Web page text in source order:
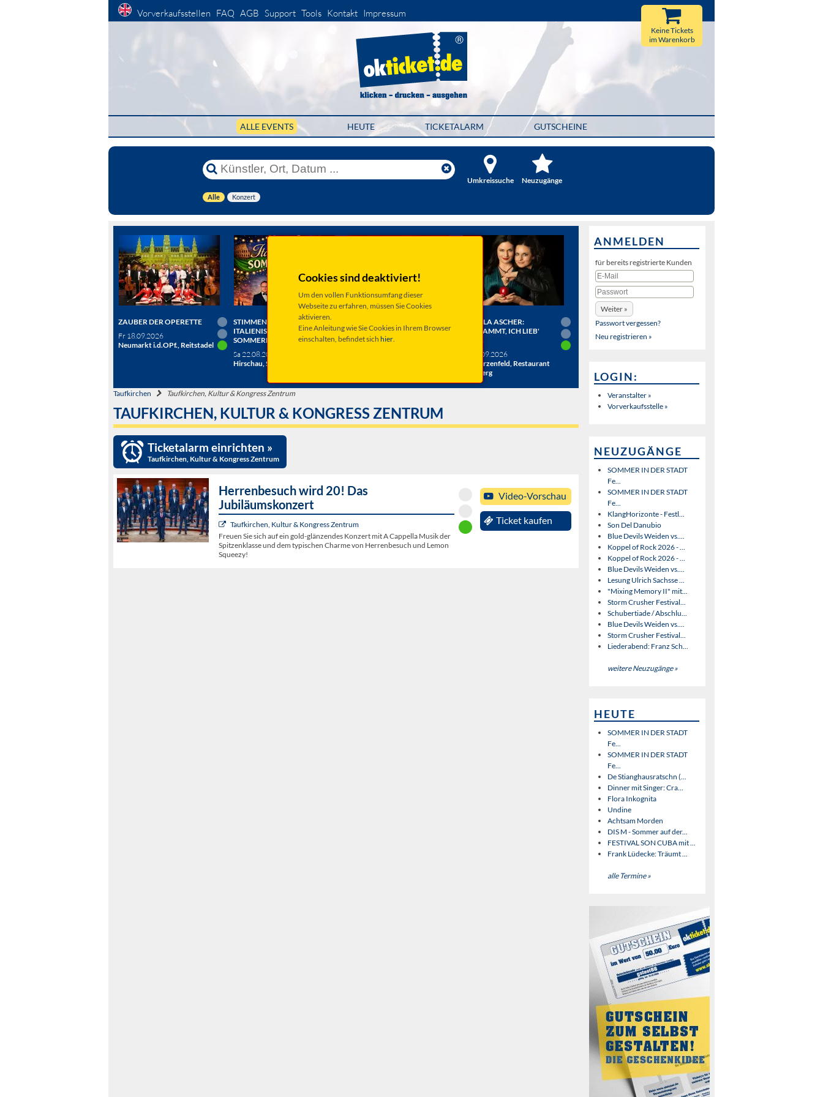
Vorverkaufsstellen FAQ AGB Support Tools Kontakt Impressum
ALLE EVENTS HEUTE TICKETALARM GUTSCHEINE
Keine Tickets
im Warenkorb
Umkreissuche Neuzugänge
Alle Konzert
Cookies sind deaktiviert!
Um den vollen Funktionsumfang dieser
Webseite zu erfahren, müssen Sie Cookies
aktivieren.
Eine Anleitung wie Sie Cookies in Ihrem Browser
einschalten, befindet sich hier.
ZAUBER DER OPERETTE
Fr 18.09.2026
Neumarkt i.d.OPf., Reitstadel
STIMMEN DER BERGE:
ITALIENISCHE
SOMMERNACHT
Sa 22.08.2026
Hirschau, Schlosshof
DAS JUBILÄUMSKONZERT
verschiedene Termine
ANGELA ASCHER:
VERDAMMT, ICH LIEB'
Sa 19.09.2026
Schwarzenfeld, Restaurant
Miesberg
Taufkirchen Taufkirchen, Kultur & Kongress Zentrum
TAUFKIRCHEN, KULTUR & KONGRESS ZENTRUM
Ticketalarm einrichten »
Taufkirchen, Kultur & Kongress Zentrum
Herrenbesuch wird 20! Das
Jubiläumskonzert
Taufkirchen, Kultur & Kongress Zentrum
Freuen Sie sich auf ein gold-glänzendes Konzert mit A Cappella Musik der
Spitzenklasse und dem typischen Charme von Herrenbesuch und Lemon
Squeezy!
Video-Vorschau
Ticket kaufen
ANMELDEN
für bereits registrierte Kunden
Passwort vergessen?
Neu registrieren »
LOGIN:
Veranstalter »
Vorverkaufsstelle »
NEUZUGÄNGE
SOMMER IN DER STADT
Fe...
SOMMER IN DER STADT
Fe...
KlangHorizonte - Festl...
Son Del Danubio
Blue Devils Weiden vs....
Koppel of Rock 2026 - ...
Koppel of Rock 2026 - ...
Blue Devils Weiden vs....
Lesung Ulrich Sachsse ...
"Mixing Memory II" mit...
Storm Crusher Festival...
Schubertiade / Abschlu...
Blue Devils Weiden vs....
Storm Crusher Festival...
Liederabend: Franz Sch...
weitere Neuzugänge »
HEUTE
SOMMER IN DER STADT
Fe...
SOMMER IN DER STADT
Fe...
De Stianghausratschn (...
Dinner mit Singer: Cra...
Flora Inkognita
Undine
Achtsam Morden
DIS M - Sommer auf der...
FESTIVAL SON CUBA mit ...
Frank Lüdecke: Träumt ...
alle Termine »